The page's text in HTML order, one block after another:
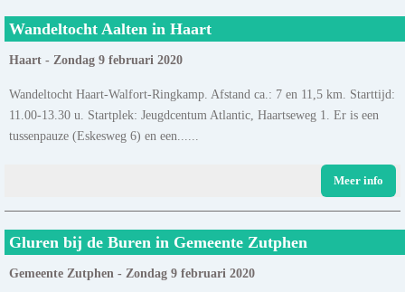
Wandeltocht Aalten in Haart
Haart - Zondag 9 februari 2020
Wandeltocht Haart-Walfort-Ringkamp. Afstand ca.: 7 en 11,5 km. Starttijd:
11.00-13.30 u. Startplek: Jeugdcentum Atlantic, Haartseweg 1. Er is een
tussenpauze (Eskesweg 6) en een......
Meer info
Gluren bij de Buren in Gemeente Zutphen
Gemeente Zutphen - Zondag 9 februari 2020